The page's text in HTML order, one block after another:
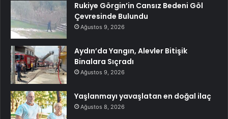
Rukiye Görgin’in Cansız Bedeni Göl
Çevresinde Bulundu
Ağustos 9, 2026
Aydın’da Yangın, Alevler Bitişik
Binalara Sıçradı
Ağustos 9, 2026
Yaşlanmayı yavaşlatan en doğal ilaç
Ağustos 8, 2026